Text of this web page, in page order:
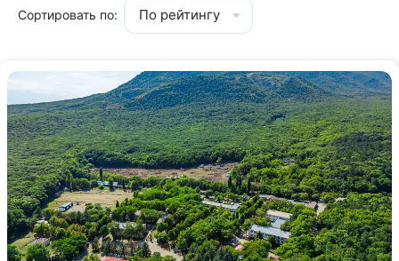
Сортировать по: По рейтингу